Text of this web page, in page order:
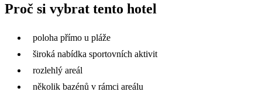
Proč si vybrat tento hotel
poloha přímo u pláže
široká nabídka sportovních aktivit
rozlehlý areál
několik bazénů v rámci areálu